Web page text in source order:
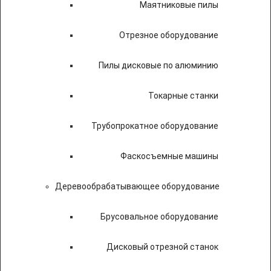
Маятниковые пилы
Отрезное оборудование
Пилы дисковые по алюминию
Токарные станки
Трубопрокатное оборудование
Фаскосъемные машины
Деревообрабатывающее оборудование
Брусовальное оборудование
Дисковый отрезной станок